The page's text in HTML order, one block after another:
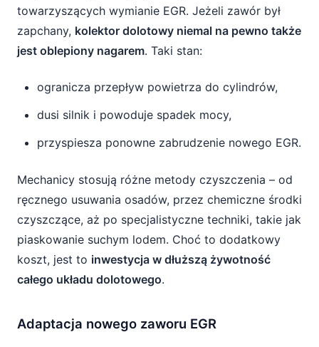
towarzyszących wymianie EGR. Jeżeli zawór był
zapchany, kolektor dolotowy niemal na pewno także
jest oblepiony nagarem. Taki stan:
ogranicza przepływ powietrza do cylindrów,
dusi silnik i powoduje spadek mocy,
przyspiesza ponowne zabrudzenie nowego EGR.
Mechanicy stosują różne metody czyszczenia – od
ręcznego usuwania osadów, przez chemiczne środki
czyszczące, aż po specjalistyczne techniki, takie jak
piaskowanie suchym lodem. Choć to dodatkowy
koszt, jest to inwestycja w dłuższą żywotność
całego układu dolotowego.
Adaptacja nowego zaworu EGR